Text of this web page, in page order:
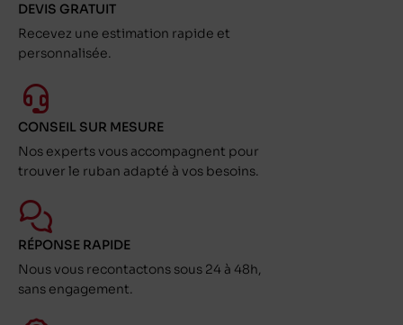
DEVIS GRATUIT
Recevez une estimation rapide et
personnalisée.
CONSEIL SUR MESURE
Nos experts vous accompagnent pour
trouver le ruban adapté à vos besoins.
RÉPONSE RAPIDE
Nous vous recontactons sous 24 à 48h,
sans engagement.